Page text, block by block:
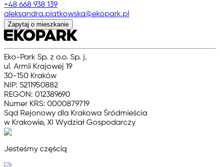
+48 668 938 139
aleksandra.piatkowska@ekopark.pl
Zapytaj o mieszkanie
Eko-Park Sp. z o.o. Sp. j.
ul. Armii Krajowej 19
30-150 Kraków
NIP: 5211950882
REGON: 012389690
Numer KRS: 0000879719
Sąd Rejonowy dla Krakowa Śródmieścia
w Krakowie, XI Wydział Gospodarczy
Jesteśmy częścią